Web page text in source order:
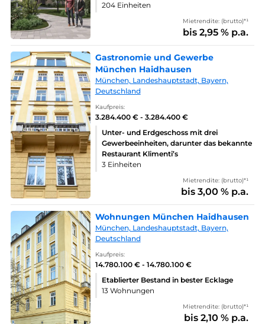
204 Einheiten
Mietrendite: (brutto)*¹
bis 2,95 % p.a.
Gastronomie und Gewerbe
München Haidhausen
München, Landeshauptstadt, Bayern,
Deutschland
Kaufpreis:
3.284.400 € - 3.284.400 €
Unter- und Erdgeschoss mit drei
Gewerbeeinheiten, darunter das bekannte
Restaurant Klimenti’s
3 Einheiten
Mietrendite: (brutto)*¹
bis 3,00 % p.a.
Wohnungen München Haidhausen
München, Landeshauptstadt, Bayern,
Deutschland
Kaufpreis:
14.780.100 € - 14.780.100 €
Etablierter Bestand in bester Ecklage
13 Wohnungen
Mietrendite: (brutto)*¹
bis 2,10 % p.a.